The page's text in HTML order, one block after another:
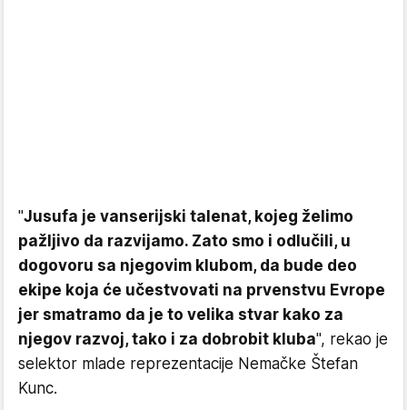
"Jusufa je vanserijski talenat, kojeg želimo
pažljivo da razvijamo. Zato smo i odlučili, u
dogovoru sa njegovim klubom, da bude deo
ekipe koja će učestvovati na prvenstvu Evrope
jer smatramo da je to velika stvar kako za
njegov razvoj, tako i za dobrobit kluba", rekao je
selektor mlade reprezentacije Nemačke Štefan
Kunc.